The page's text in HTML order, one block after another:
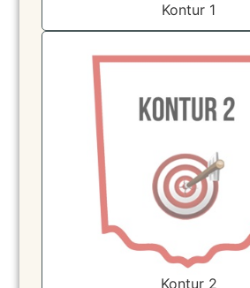
Kontur 1
Kontur 2